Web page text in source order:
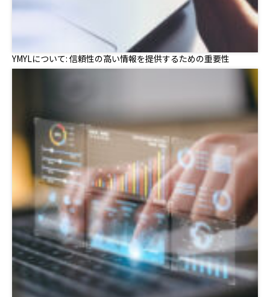
YMYLについて: 信頼性の高い情報を提供するための重要性